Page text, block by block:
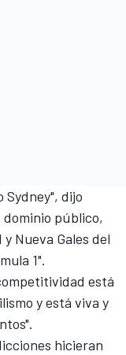
Sydney", dijo
dominio público,
Nueva Gales del
1".
está
y está viva y
hicieran